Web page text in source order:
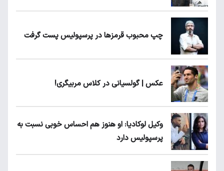
چپ محبوب قرمزها در پرسپولیس پست گرفت
عکس | گولسیانی در کلاس مربیگری!
وکیل لوکادیا: او هنوز هم احساس خوبی نسبت به
پرسپولیس دارد